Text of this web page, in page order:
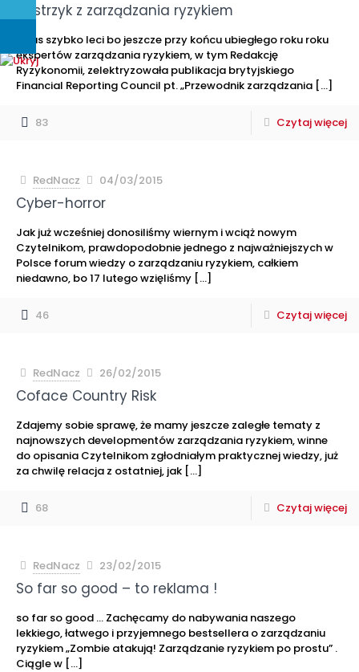
Zastrzyk z zarządzania ryzykiem
Czas szybko leci bo jeszcze przy końcu ubiegłego roku roku
ekspertów zarządzania ryzykiem, w tym Redakcję
Ryzykonomii, zelektryzowała publikacja brytyjskiego
Financial Reporting Council pt. „Przewodnik zarządzania […]
83 Czytaj więcej
RedNacz 04/03/2015
Cyber-horror
Jak już wcześniej donosiliśmy wiernym i wciąż nowym
Czytelnikom, prawdopodobnie jednego z najważniejszych w
Polsce forum wiedzy o zarządzaniu ryzykiem, całkiem
niedawno, bo 17 lutego wzięliśmy […]
46 Czytaj więcej
RedNacz 26/02/2015
Coface Country Risk
Zdajemy sobie sprawę, że mamy jeszcze zaległe tematy z
najnowszych developmentów zarządzania ryzykiem, winne
do opisania Czytelnikom zgłodniałym praktycznej wiedzy, już
za chwilę relacja z ostatniej, jak […]
68 Czytaj więcej
RedNacz 23/02/2015
So far so good – to reklama !
so far so good … Zachęcamy do nabywania naszego
lekkiego, łatwego i przyjemnego bestsellera o zarządzaniu
ryzykiem „Zombie atakują! Zarządzanie ryzykiem po prostu” .
Ciągle w […]